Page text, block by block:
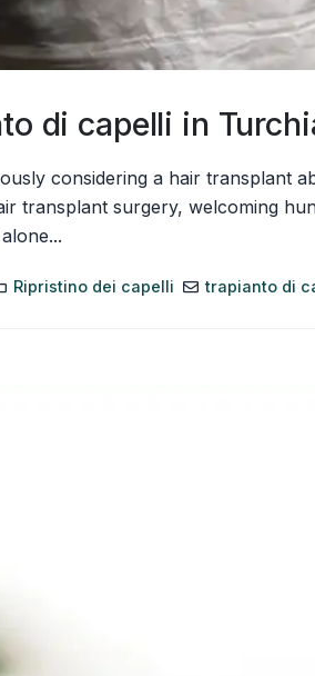
di capelli in
considering a hair transplant
transplant surgery, welcoming
Ripristino dei capelli trapianto di